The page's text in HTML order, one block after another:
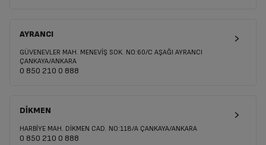
AYRANCI
GÜVENEVLER MAH. MENEVİŞ SOK. NO:60/C AŞAĞI AYRANCI
ÇANKAYA/ANKARA
0 850 210 0 888
DİKMEN
HARBİYE MAH. DİKMEN CAD. NO:118/A ÇANKAYA/ANKARA
0 850 210 0 888